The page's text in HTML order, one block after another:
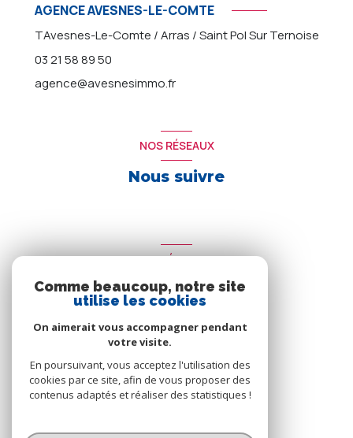
AGENCE AVESNES-LE-COMTE
TAvesnes-Le-Comte / Arras / Saint Pol Sur Ternoise
03 21 58 89 50
agence@avesnesimmo.fr
NOS RÉSEAUX
Nous suivre
ADHÉRENTS
Nous adhérons
Comme beaucoup, notre site
utilise les cookies
On aimerait vous accompagner pendant
votre visite.
En poursuivant, vous acceptez l'utilisation des
cookies par ce site, afin de vous proposer des
contenus adaptés et réaliser des statistiques !